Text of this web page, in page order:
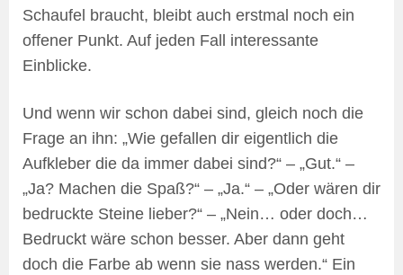
Schaufel braucht, bleibt auch erstmal noch ein
offener Punkt. Auf jeden Fall interessante
Einblicke.
Und wenn wir schon dabei sind, gleich noch die
Frage an ihn: „Wie gefallen dir eigentlich die
Aufkleber die da immer dabei sind?“ – „Gut.“ –
„Ja? Machen die Spaß?“ – „Ja.“ – „Oder wären dir
bedruckte Steine lieber?“ – „Nein… oder doch…
Bedruckt wäre schon besser. Aber dann geht
doch die Farbe ab wenn sie nass werden.“ Ein